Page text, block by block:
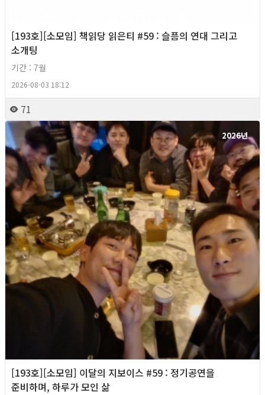
[193호][소모임] 책읽당 읽은티 #59 : 슬픔의 연대 그리고
소개팅
기간 : 7월
2026-08-03 18:12
71
2026년
[193호][소모임] 이달의 지보이스 #59 : 정기공연을
준비하며, 하루가 모인 삶